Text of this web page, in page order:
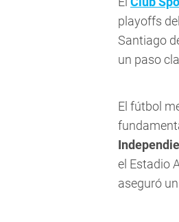
playoffs del
Santiago
un paso
El fútbol
el Estadio
aseguró